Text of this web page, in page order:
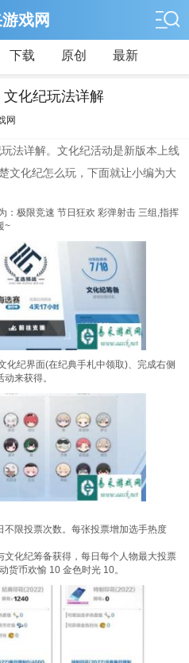
戏网
下载 原创 最新
化纪玩法详解
网
法详解。文化纪活动是新版本上线
文化纪怎么玩，下面就让小编为大
：极限竞速 节日狂欢 彩弹射击 三组,指挥
~
化纪界面(在纪典手札中领取)、完成右侧
来获得。
限投票次数。每张投票增加选手热度
化纪筹备获得，每日每个人物最大投票
货币欢愉 10 金色时光 10。